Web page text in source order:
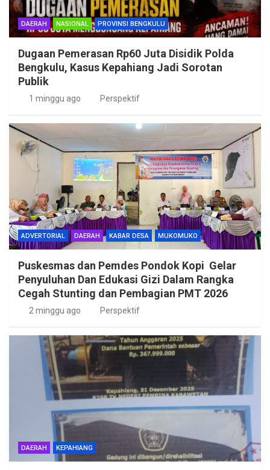
DAERAH NASIONAL PROVINSI BENGKULU
Dugaan Pemerasan Rp60 Juta Disidik Polda
Bengkulu, Kasus Kepahiang Jadi Sorotan
Publik
1 minggu ago Perspektif
ADVERTORIAL DAERAH KABAR DESA MUKOMUKO
Puskesmas dan Pemdes Pondok Kopi Gelar
Penyuluhan Dan Edukasi Gizi Dalam Rangka
Cegah Stunting dan Pembagian PMT 2026
2 minggu ago Perspektif
DAERAH KEPAHIANG